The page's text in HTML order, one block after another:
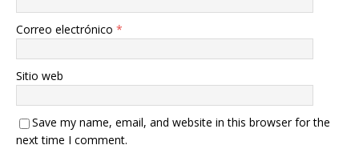
Correo electrónico *
Sitio web
Save my name, email, and website in this browser for the
next time I comment.